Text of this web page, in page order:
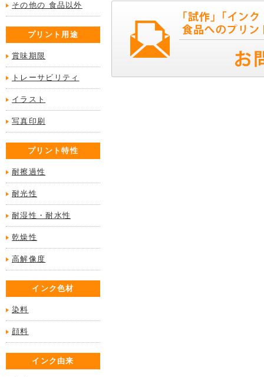
その他の 食品以外
プリント用途
賞味期限
トレーサビリティ
イラスト
写真印刷
プリント特性
耐擦過性
耐光性
耐湿性・耐水性
乾燥性
高解像度
インク色材
染料
顔料
インク由来